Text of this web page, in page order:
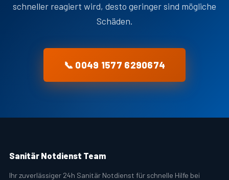
schneller reagiert wird, desto geringer sind mögliche
Schäden.
📞 0049 1577 6290674
Sanitär Notdienst Team
Ihr zuverlässiger 24h Sanitär Notdienst für schnelle Hilfe bei